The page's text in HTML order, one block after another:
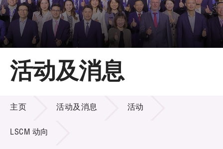
主页
关于LSCM
技术商品化
项目及资助计划
活动及消息
活动及消息
主页 活动及消息 活动
LSCM 动向